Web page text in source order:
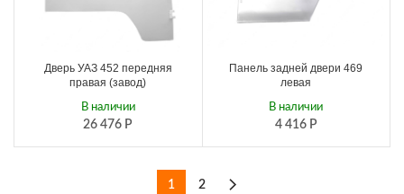
Дверь УАЗ 452 передняя
правая (завод)
26 476 Р
В наличии
Панель задней двери 469
левая
4 416 Р
В наличии
1 2